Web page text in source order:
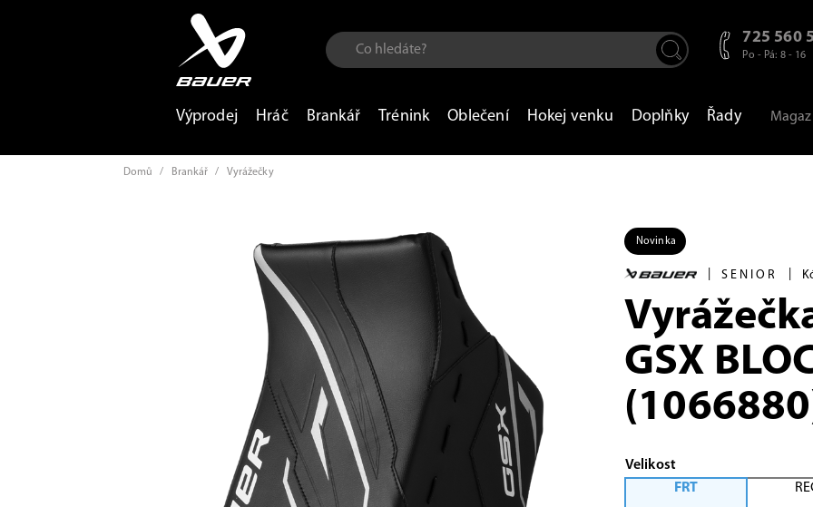
725 560
Po - Pá: 8 - 16
Výprodej Hráč Brankář Trénink Oblečení Hokej venku Doplňky Řady
Domů / Brankář / Vyrážečky
Novinka
SENIOR
GSX
Velikost
FRT